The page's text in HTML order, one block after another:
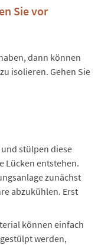
Sie vor
dann können
isolieren. Gehen Sie
stülpen diese
Lücken entstehen.
zunächst
abzukühlen. Erst
können einfach
werden,